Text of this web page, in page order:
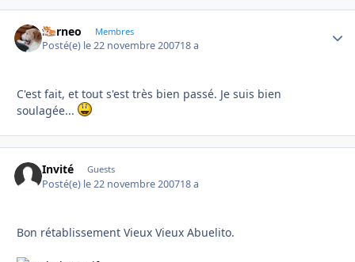
borneo Membres
Posté(e) le 22 novembre 200718 a
C'est fait, et tout s'est très bien passé. Je suis bien
soulagée...
Invité Guests
Posté(e) le 22 novembre 200718 a
Bon rétablissement Vieux Vieux Abuelito.